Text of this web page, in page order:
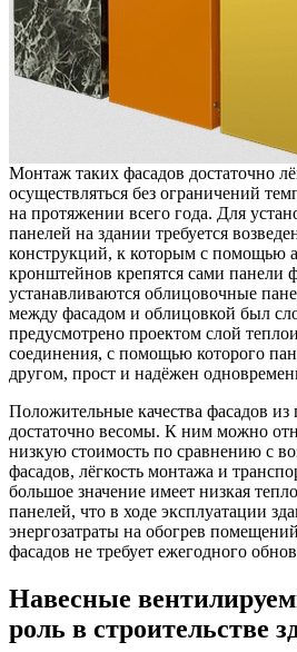
Монтаж таких фасадов достаточно
осуществляться без ограничений
на протяжении всего года. Для
панелей на здании требуется
конструкций, к которым с помощью
кронштейнов крепятся сами панели
устанавливаются облицовочные
между фасадом и облицовкой был
предусмотрено проектом слой
соединения, с помощью которого
другом, прост и надёжен
Положительные качества фасадов
достаточно весомы. К ним можно
низкую стоимость по сравнению с
фасадов, лёгкость монтажа и
большое значение имеет низкая
панелей, что в ходе эксплуатации
энергозатраты на обогрев
фасадов не требует ежегодного
Навесные
роль в строительстве